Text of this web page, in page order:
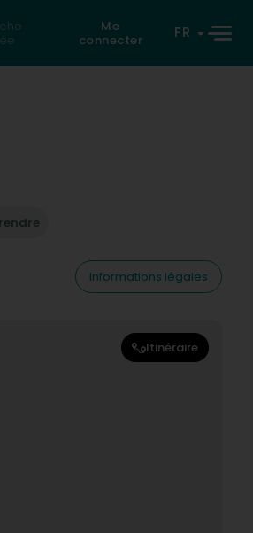
Me
connecter
FR
Informations légales
Itinéraire